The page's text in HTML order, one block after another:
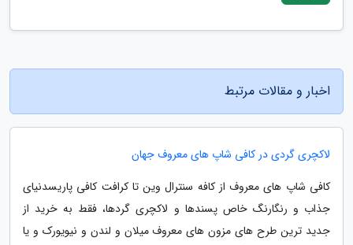
اخبار و مقالات مرتبط
لاکچری گردی در کافی شاپ های معروف جهان
کافی شاپ های معروف از کافه سنترال وین تا کرافت کافی پاریسدنیای
جذاب و رنگارنگ خاص پسندها و لاکچری گردها، فقط به خرید از
جدید ترین طرح های مزون های معروف میلان و لندن و نیویورک و یا